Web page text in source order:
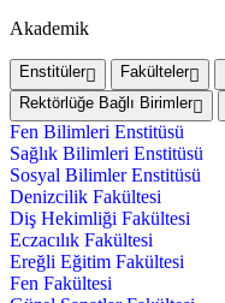
Akademik
Enstitüler Fakülteler
Rektörlüğe Bağlı Birimler
Fen Bilimleri Enstitüsü
Sağlık Bilimleri Enstitüsü
Sosyal Bilimler Enstitüsü
Denizcilik Fakültesi
Diş Hekimliği Fakültesi
Eczacılık Fakültesi
Ereğli Eğitim Fakültesi
Fen Fakültesi